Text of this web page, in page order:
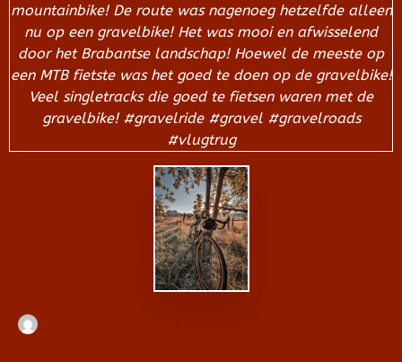
mountainbike! De route was nagenoeg hetzelfde alleen
nu op een gravelbike! Het was mooi en afwisselend
door het Brabantse landschap! Hoewel de meeste op
een MTB fietste was het goed te doen op de gravelbike!
Veel singletracks die goed te fietsen waren met de
gravelbike! #gravelride #gravel #gravelroads
#vlugtrug